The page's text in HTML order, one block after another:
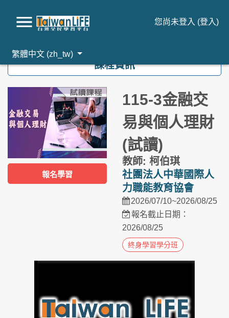
您尚未登入 (登入)
繁體中文 ‎(zh_tw)‎
課程資訊
報名學習
115-3金融交
易與個人理財
(試讀)
教師: 柯伯琪
社團法人中華國際人
力職能教育協會
2026/07/10~2026/08/25
報名截止日期：
2026/08/25
終身學習學分班